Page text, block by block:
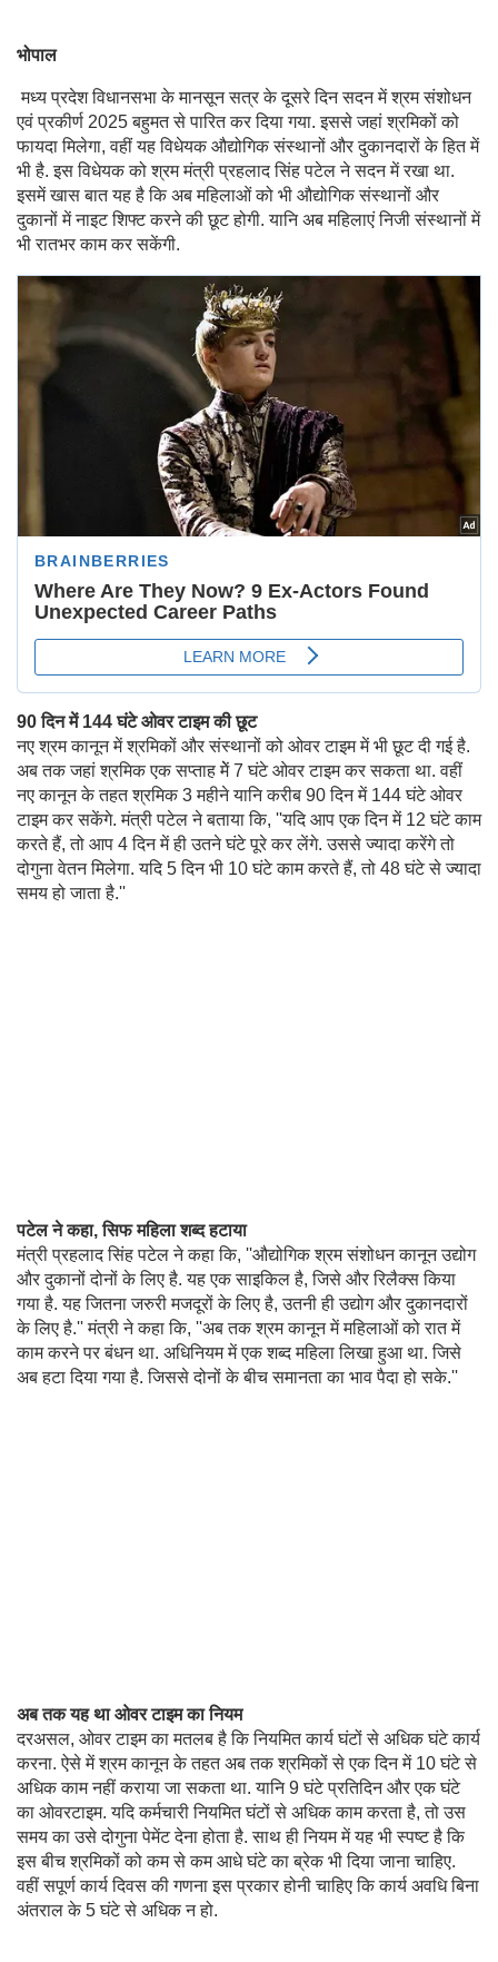
भोपाल
मध्य प्रदेश विधानसभा के मानसून सत्र के दूसरे दिन सदन में श्रम संशोधन
एवं प्रकीर्ण 2025 बहुमत से पारित कर दिया गया. इससे जहां श्रमिकों को
फायदा मिलेगा, वहीं यह विधेयक औद्योगिक संस्थानों और दुकानदारों के हित में
भी है. इस विधेयक को श्रम मंत्री प्रहलाद सिंह पटेल ने सदन में रखा था.
इसमें खास बात यह है कि अब महिलाओं को भी औद्योगिक संस्थानों और
दुकानों में नाइट शिफ्ट करने की छूट होगी. यानि अब महिलाएं निजी संस्थानों में
भी रातभर काम कर सकेंगी.
90 दिन में 144 घंटे ओवर टाइम की छूट
नए श्रम कानून में श्रमिकों और संस्थानों को ओवर टाइम में भी छूट दी गई है.
अब तक जहां श्रमिक एक सप्ताह मेें 7 घंटे ओवर टाइम कर सकता था. वहीं
नए कानून के तहत श्रमिक 3 महीने यानि करीब 90 दिन में 144 घंटे ओवर
टाइम कर सकेंगे. मंत्री पटेल ने बताया कि, ''यदि आप एक दिन में 12 घंटे काम
करते हैं, तो आप 4 दिन में ही उतने घंटे पूरे कर लेंगे. उससे ज्यादा करेंगे तो
दोगुना वेतन मिलेगा. यदि 5 दिन भी 10 घंटे काम करते हैं, तो 48 घंटे से ज्यादा
समय हो जाता है.''
पटेल ने कहा, सिफ महिला शब्द हटाया
मंत्री प्रहलाद सिंह पटेल ने कहा कि, ''औद्योगिक श्रम संशोधन कानून उद्योग
और दुकानों दोनों के लिए है. यह एक साइकिल है, जिसे और रिलैक्स किया
गया है. यह जितना जरुरी मजदूरों के लिए है, उतनी ही उद्योग और दुकानदारों
के लिए है.'' मंत्री ने कहा कि, ''अब तक श्रम कानून में महिलाओं को रात में
काम करने पर बंधन था. अधिनियम में एक शब्द महिला लिखा हुआ था. जिसे
अब हटा दिया गया है. जिससे दोनों के बीच समानता का भाव पैदा हो सके.''
अब तक यह था ओवर टाइम का नियम
दरअसल, ओवर टाइम का मतलब है कि नियमित कार्य घंटों से अधिक घंटे कार्य
करना. ऐसे में श्रम कानून के तहत अब तक श्रमिकों से एक दिन में 10 घंटे से
अधिक काम नहीं कराया जा सकता था. यानि 9 घंटे प्रतिदिन और एक घंटे
का ओवरटाइम. यदि कर्मचारी नियमित घंटों से अधिक काम करता है, तो उस
समय का उसे दोगुना पेमेंट देना होता है. साथ ही नियम में यह भी स्पष्ट है कि
इस बीच श्रमिकों को कम से कम आधे घंटे का ब्रेक भी दिया जाना चाहिए.
वहीं सपूर्ण कार्य दिवस की गणना इस प्रकार होनी चाहिए कि कार्य अवधि बिना
अंतराल के 5 घंटे से अधिक न हो.